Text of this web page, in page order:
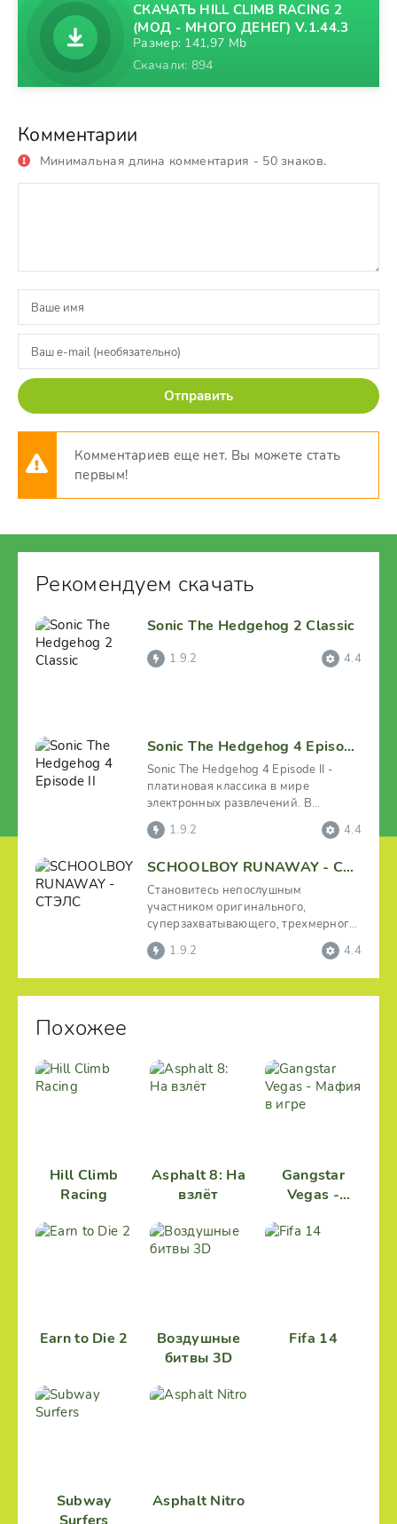
СКАЧАТЬ HILL CLIMB RACING 2
(МОД - МНОГО ДЕНЕГ) V.1.44.3
Размер: 141,97 Mb
Скачали: 894
Комментарии
Минимальная длина комментария - 50 знаков.
Отправить
Комментариев еще нет. Вы можете стать
первым!
Рекомендуем скачать
Sonic The Hedgehog 2 Classic
1.9.2 4.4
Sonic The Hedgehog 4 Episode II
Sonic The Hedgehog 4 Episode II -
платиновая классика в мире
электронных развлечений. В
очередном эпизоде культовой
1.9.2 4.4
SCHOOLBOY RUNAWAY - СТЭЛС
Становитесь непослушным
участником оригинального,
суперзахватывающего, трехмерного,
аркадного проекта «SCHOOLBOY
1.9.2 4.4
Похожее
Hill Climb
Racing
Asphalt 8: На
взлёт
Gangstar
Vegas -
игре
Earn to Die 2
Воздушные
битвы 3D
Fifa 14
Subway
Asphalt Nitro